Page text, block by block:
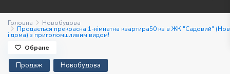
Головна Новобудова
Продається прекрасна 1-кімнатна квартира50 кв в ЖК "Садовий" (Нов
і дома) з приголомшливим видом!
Продаж Новобудова
Обране